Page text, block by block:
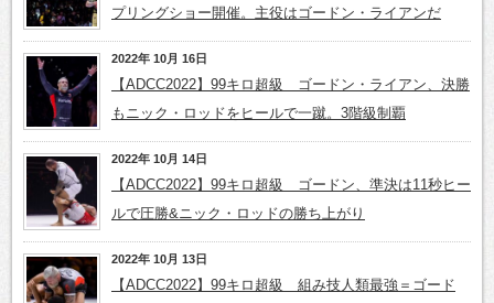
プリングショー開催。主役はゴードン・ライアンだ
2022年 10月 16日
【ADCC2022】99キロ超級 ゴードン・ライアン、決勝
もニック・ロッドをヒールで一蹴。3階級制覇
2022年 10月 14日
【ADCC2022】99キロ超級 ゴードン、準決は11秒ヒー
ルで圧勝&ニック・ロッドの勝ち上がり
2022年 10月 13日
【ADCC2022】99キロ超級 組み技人類最強＝ゴード